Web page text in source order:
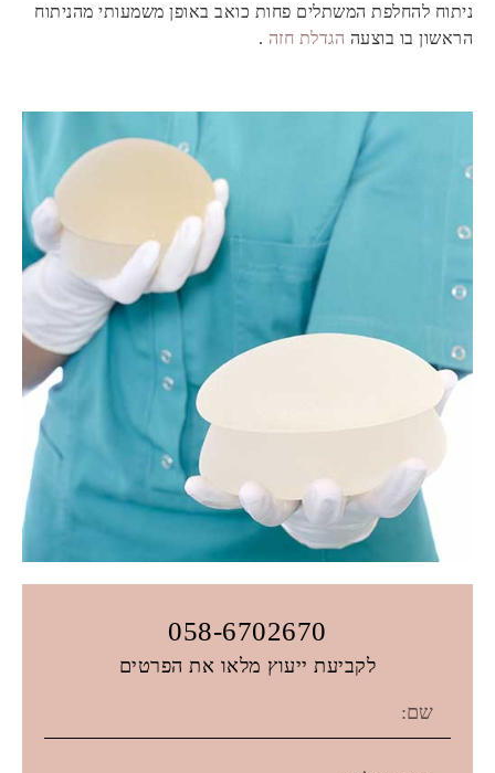
ניתוח להחלפת המשתלים פחות כואב באופן משמעותי מהניתוח
הראשון בו בוצעה הגדלת חזה .
058-6702670
לקביעת ייעוץ מלאו את הפרטים